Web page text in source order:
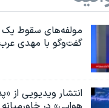
مولفه‌های سقوط
گفت‌وگو با مهدی
انتشار ویدیویی از